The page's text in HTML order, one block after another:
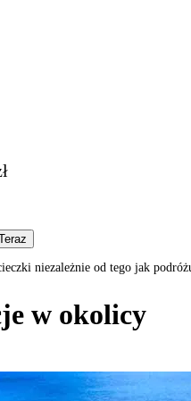
niezależnie od tego jak
w okolicy